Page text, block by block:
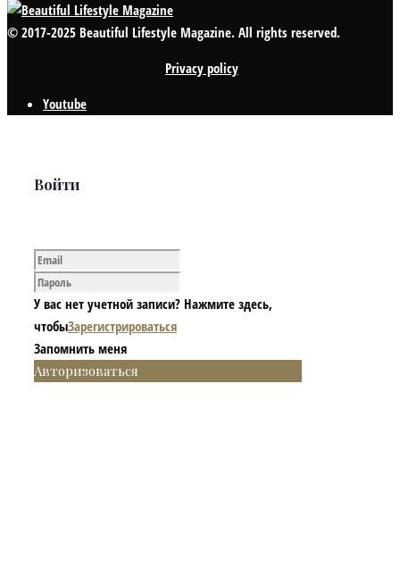
© 2017-2025 Beautiful Lifestyle Magazine. All rights reserved.
Privacy policy
Youtube
Войти
У вас нет учетной записи? Нажмите здесь,
чтобыЗарегистрироваться
Запомнить меня
Авторизоваться